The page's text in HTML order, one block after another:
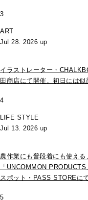
3
ART
Jul 28. 2026 up
イラストレーター・
田商店にて開催。初日には似
4
LIFE STYLE
Jul 13. 2026 up
農作業にも普段着にも使える
「UNCOMMON
スポット・PASS STOREに
5